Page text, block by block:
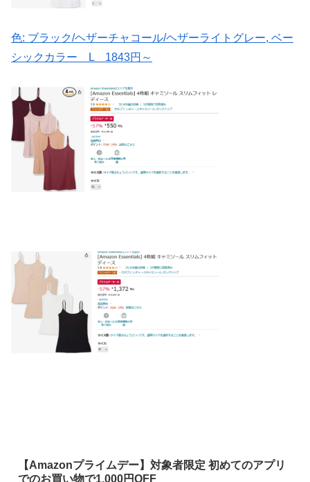
色: ブラック/ヘザーチャコール/ヘザーライトグレー, ベー
シックカラー L 1843円～
【Amazonプライムデー】対象者限定 初めてのアプリ
でのお買い物で1,000円OFF